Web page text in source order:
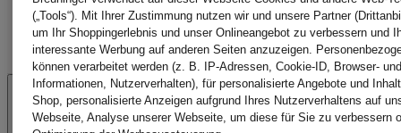
SICHERHEIT
(„Tools“). Mit Ihrer Zustimmung nutzen wir und unsere Partner
um Ihr Shoppingerlebnis und unser Onlineangebot zu verbessern und
interessante Werbung auf anderen Seiten anzuzeigen.
können verarbeitet werden (z. B. IP-Adressen, Cookie-ID, Browser-
Informationen, Nutzerverhalten), für personalisierte Angebote und
Shop, personalisierte Anzeigen aufgrund Ihres Nutzerverhaltens auf
Webseite, Analyse unserer Webseite, um diese für Sie zu verbessern